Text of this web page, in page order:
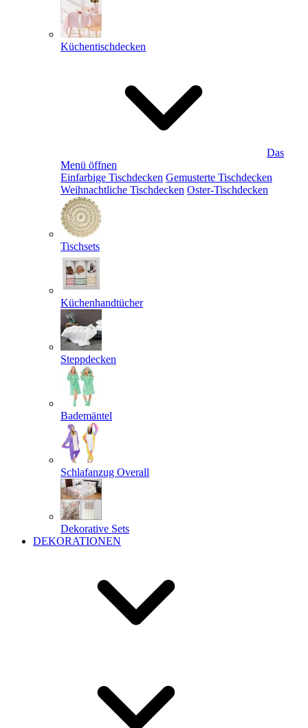
Küchentischdecken
Das
Menü öffnen
Einfarbige Tischdecken Gemusterte Tischdecken
Weihnachtliche Tischdecken Oster-Tischdecken
Tischsets
Küchenhandtücher
Steppdecken
Bademäntel
Schlafanzug Overall
Dekorative Sets
DEKORATIONEN